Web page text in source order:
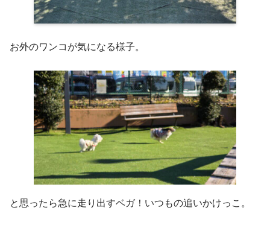
お外のワンコが気になる様子。
と思ったら急に走り出すベガ！いつもの追いかけっこ。